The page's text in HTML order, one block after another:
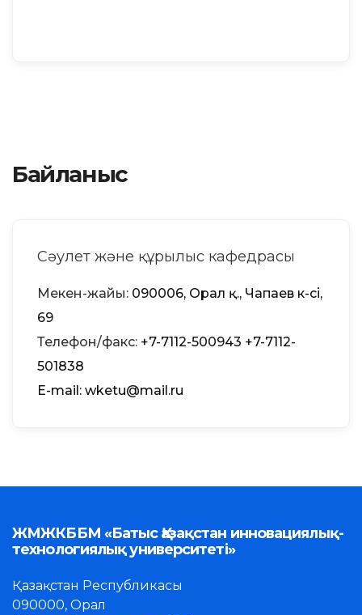
Байланыс
Сәулет және құрылыс кафедрасы
Мекен-жайы: 090006, Орал қ., Чапаев к-сі,
69
Телефон/факс: +7-7112-500943 +7-7112-
501838
Е-mail: wketu@mail.ru
ЖМЖКББМ «Батыс Қазақстан инновациялық-
технологиялық университеті»
Қазақстан Республикасы
090000, Орал